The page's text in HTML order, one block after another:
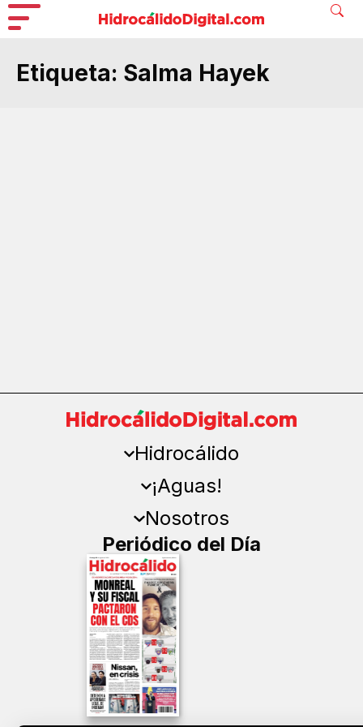
Etiqueta: Salma Hayek
Hidrocálido
¡Aguas!
Nosotros
Periódico del Día